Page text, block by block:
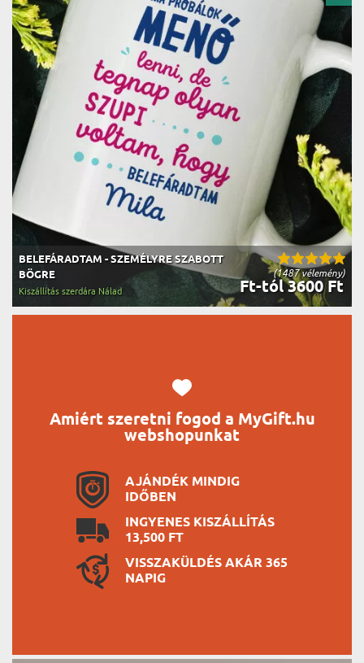
(1487 vélemény)
BELEFÁRADTAM - SZEMÉLYRE SZABOTT
BÖGRE
Ft-tól 3600 Ft
Kiszállítás szerdára Nálad
Amiért szeretni fogod a MyGift.hu
webshopunkat
AJÁNDÉK MINDIG
IDŐBEN
INGYENES KISZÁLLÍTÁS
13,500 FT
VISSZAKÜLDÉS AKÁR 365
NAPIG